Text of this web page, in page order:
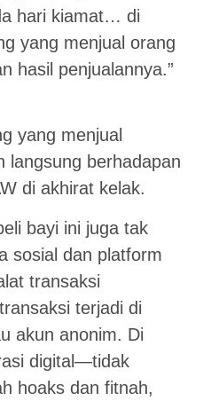
hari kiamat… di
yang menjual orang
hasil penjualannya.”
yang menjual
langsung berhadapan
di akhirat kelak.
bayi ini juga tak
sosial dan platform
transaksi
terjadi di
akun anonim. Di
digital—tidak
hoaks dan fitnah,